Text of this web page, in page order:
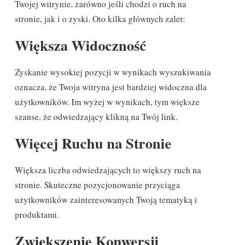
Twojej witrynie, zarówno jeśli chodzi o ruch na
stronie, jak i o zyski. Oto kilka głównych zalet:
Większa Widoczność
Zyskanie wysokiej pozycji w wynikach wyszukiwania
oznacza, że Twoja witryna jest bardziej widoczna dla
użytkowników. Im wyżej w wynikach, tym większe
szanse, że odwiedzający klikną na Twój link.
Więcej Ruchu na Stronie
Większa liczba odwiedzających to większy ruch na
stronie. Skuteczne pozycjonowanie przyciąga
użytkowników zainteresowanych Twoją tematyką i
produktami.